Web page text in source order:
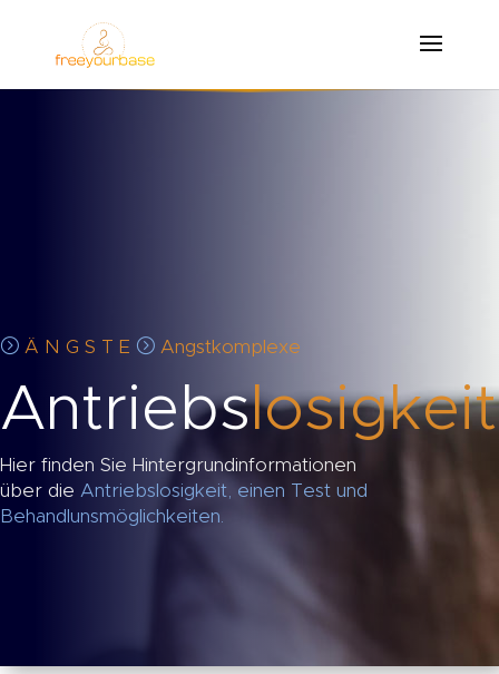
= Ä N G S T E = Angstkomplexe
Antriebslosigkeit
Hier finden Sie Hintergrundinformationen
über die Antriebslosigkeit, einen Test und
Behandlunsmöglichkeiten.